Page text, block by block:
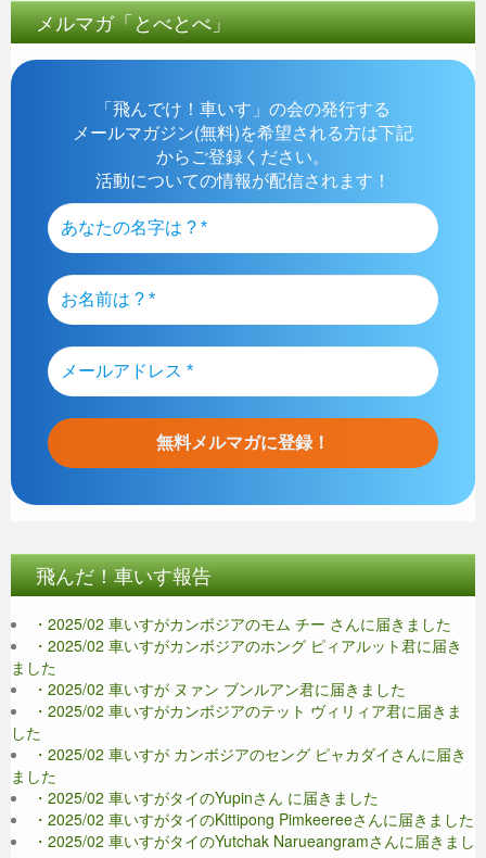
メルマガ「とべとべ」
「飛んでけ！車いす」の会の発行する
メールマガジン(無料)を希望される方は下記
からご登録ください。
活動についての情報が配信されます！
飛んだ！車いす報告
・2025/02 車いすがカンボジアのモム チー さんに届きました
・2025/02 車いすがカンボジアのホング ピィアルット君に届き
ました
・2025/02 車いすが ヌァン ブンルアン君に届きました
・2025/02 車いすがカンボジアのテット ヴィリィア君に届きま
した
・2025/02 車いすが カンボジアのセング ピャカダイさんに届き
ました
・2025/02 車いすがタイのYupinさん に届きました
・2025/02 車いすがタイのKittipong Pimkeereeさんに届きました
・2025/02 車いすがタイのYutchak Narueangramさんに届きまし